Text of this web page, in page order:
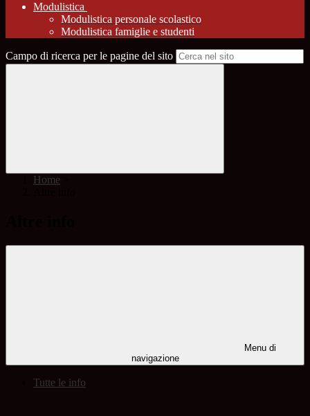
Modulistica
Modulistica personale scolastico
Modulistica famiglie e studenti
Campo di ricerca per le pagine del sito
Home
Menu di
navigazione
Tutte le info